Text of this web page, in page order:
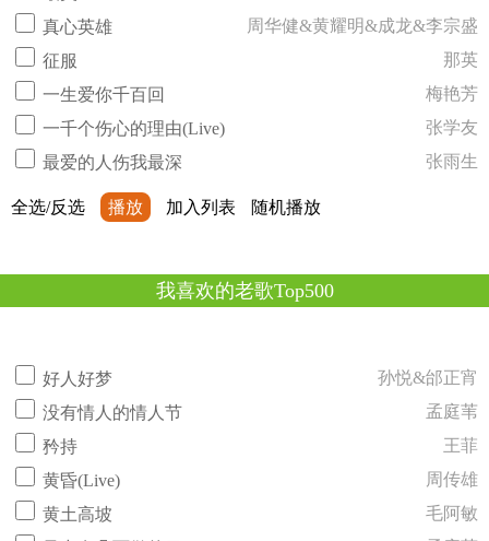
真心英雄
周华健&黄耀明&成龙&李宗盛
征服
那英
一生爱你千百回
梅艳芳
一千个伤心的理由(Live)
张学友
最爱的人伤我最深
张雨生
全选/反选 播放 加入列表 随机播放
我喜欢的老歌Top500
好人好梦
孙悦&邰正宵
没有情人的情人节
孟庭苇
矜持
王菲
黄昏(Live)
周传雄
黄土高坡
毛阿敏